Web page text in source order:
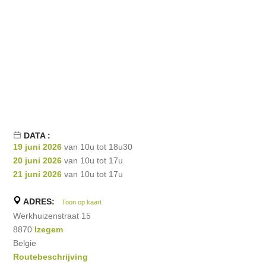
DATA :
19 juni 2026 van 10u tot 18u30
20 juni 2026 van 10u tot 17u
21 juni 2026 van 10u tot 17u
ADRES: Toon op kaart
Werkhuizenstraat 15
8870 Izegem
Belgie
Routebeschrijving